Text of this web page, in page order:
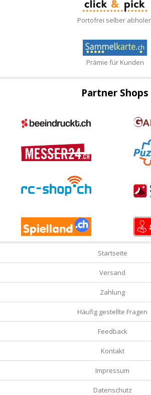
Portofrei selber
Prämie für Kunden
Partner Shops
Startseite
Versand
Zahlung
Häufig gestellte Fragen
Feedback
Kontakt
Impressum
Datenschutz